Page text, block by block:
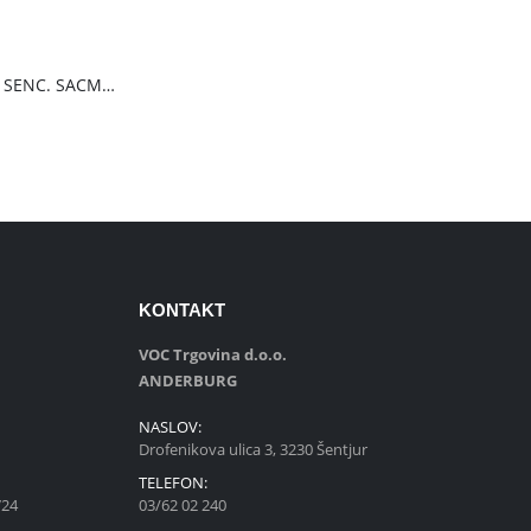
Pren.kli.8000btu SENC. SACMT8042C
KONTAKT
VOC Trgovina d.o.o.
ANDERBURG
NASLOV:
Drofenikova ulica 3, 3230 Šentjur
TELEFON:
03/62 02 240